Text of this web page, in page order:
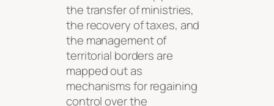
the transfer of ministries,
the recovery of taxes, and
the management of
territorial borders are
mapped out as
mechanisms for regaining
control over the